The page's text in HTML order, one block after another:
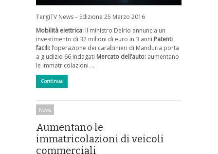
TergiTV News – Edizione 25 Marzo 2016
Mobilità elettrica: il ministro Delrio annuncia un
investimento di 32 milioni di euro in 3 anni Patenti
facili: l’operazione dei carabinieri di Manduria porta
a giudizio 66 indagati Mercato dell’auto: aumentano
le immatricolazioni …
Continua
News
Aumentano le
immatricolazioni di veicoli
commerciali